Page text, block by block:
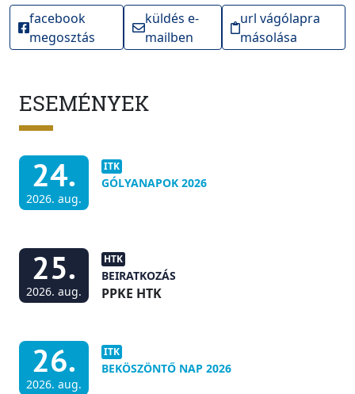
facebook
megosztás
küldés e-
mailben
url vágólapra
másolása
ESEMÉNYEK
24.
2026. aug.
ITK
GÓLYANAPOK 2026
25.
2026. aug.
HTK
BEIRATKOZÁS
PPKE HTK
26.
2026. aug.
ITK
BEKÖSZÖNTŐ NAP 2026